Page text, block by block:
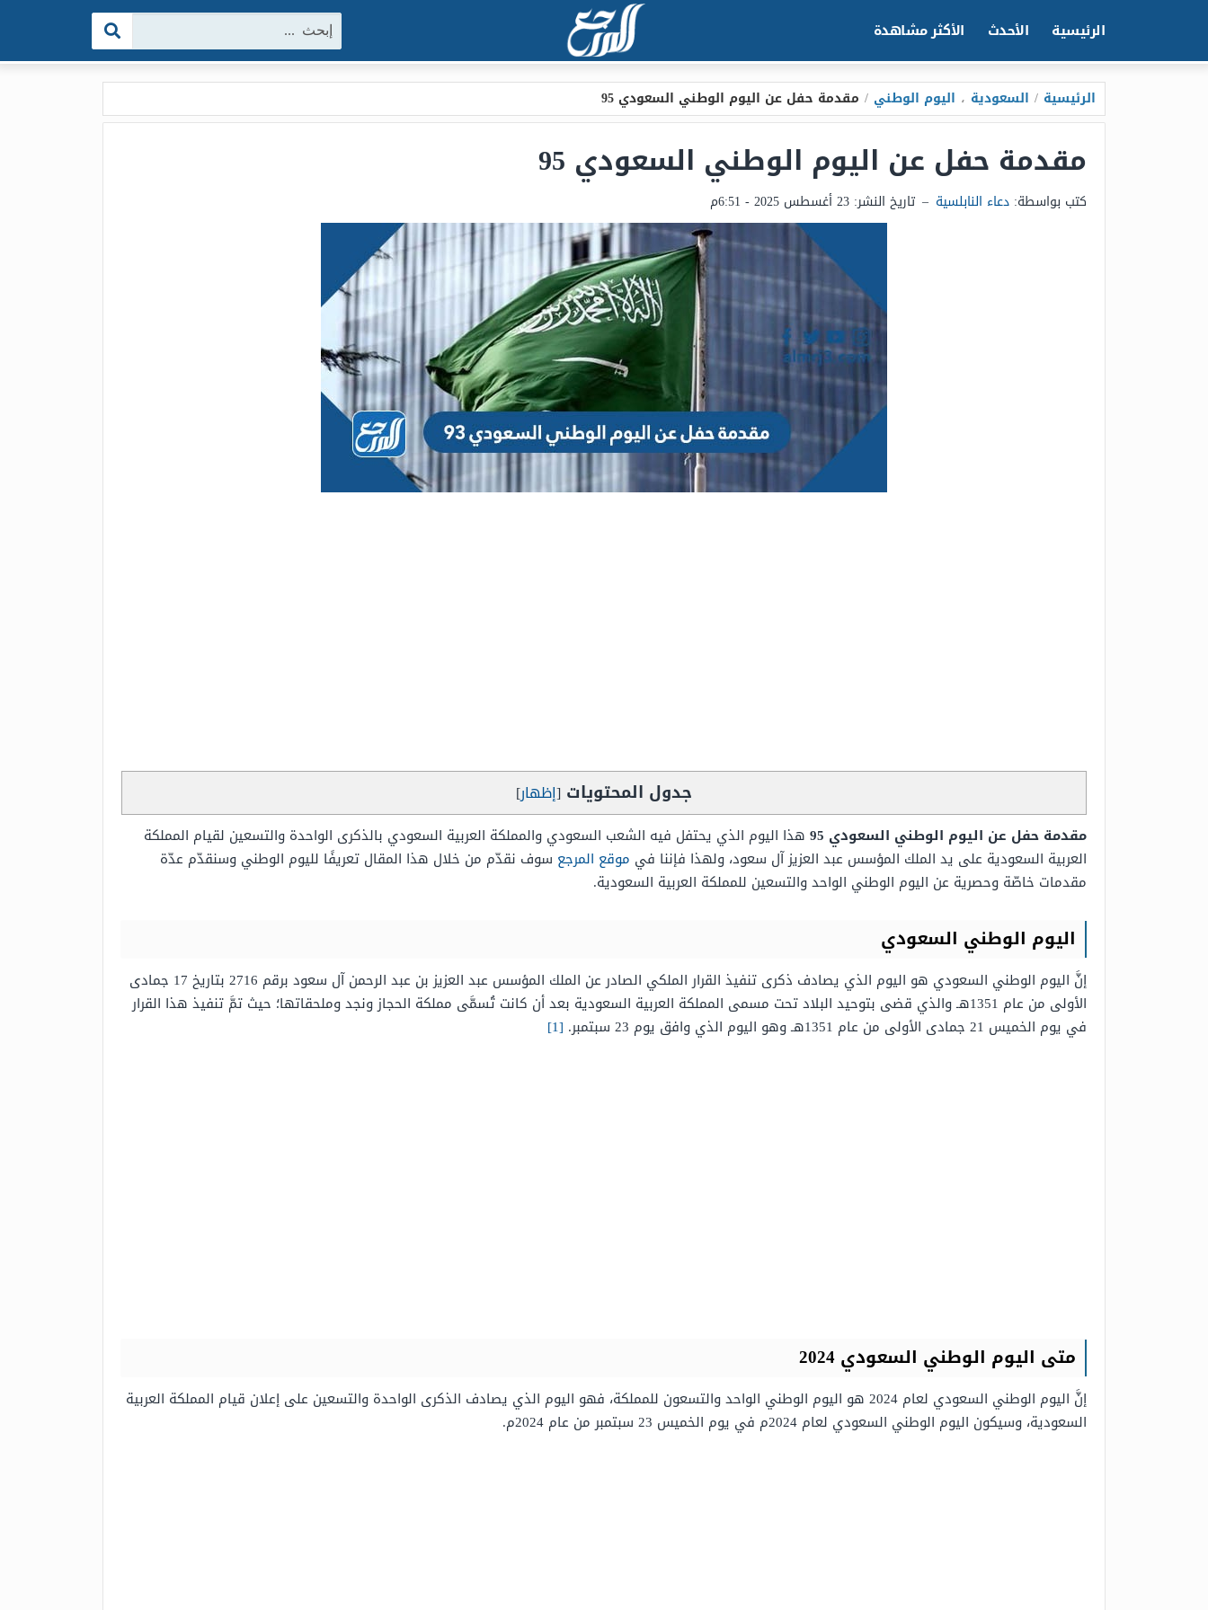
الرئيسية الأحدث الأكثر مشاهدة البحث:
الرئيسية / السعودية ، اليوم الوطني / مقدمة حفل عن اليوم الوطني السعودي 95
مقدمة حفل عن اليوم الوطني السعودي 95
كتب بواسطة: دعاء النابلسية – تاريخ النشر: 23 أغسطس 2025 - 6:51م
جدول المحتويات [إظهار]
مقدمة حفل عن اليوم الوطني السعودي 95
هذا اليوم الذي يحتفل فيه الشعب السعودي والمملكة العربية السعودي بالذكرى الواحدة والتسعين لقيام المملكة
العربية السعودية على يد الملك المؤسس عبد العزيز آل سعود، ولهذا فإننا في موقع المرجع سوف نقدّم من خلال هذا المقال تعريفًا لليوم الوطني وسنقدّم عدّة
مقدمات خاصّة وحصرية عن اليوم الوطني الواحد والتسعين للمملكة العربية السعودية.
اليوم الوطني السعودي
إنَّ اليوم الوطني السعودي هو اليوم الذي يصادف ذكرى تنفيذ القرار الملكي الصادر عن الملك المؤسس عبد العزيز بن عبد الرحمن آل سعود برقم 2716 بتاريخ 17 جمادى
الأولى من عام 1351هـ والذي قضى بتوحيد البلاد تحت مسمى المملكة العربية السعودية بعد أن كانت تُسمَّى مملكة الحجاز ونجد وملحقاتها؛ حيث تمَّ تنفيذ هذا القرار
في يوم الخميس 21 جمادى الأولى من عام 1351هـ وهو اليوم الذي وافق يوم 23 سبتمبر.
[1]
متى اليوم الوطني السعودي2024
إنَّ اليوم الوطني السعودي لعام 2024 هو اليوم الوطني الواحد والتسعون للمملكة، فهو اليوم الذي يصادف الذكرى الواحدة والتسعين على إعلان قيام المملكة العربية
السعودية، وسيكون اليوم الوطني السعودي لعام 2024م في يوم الخميس 23 سبتمبر من عام 2024م.